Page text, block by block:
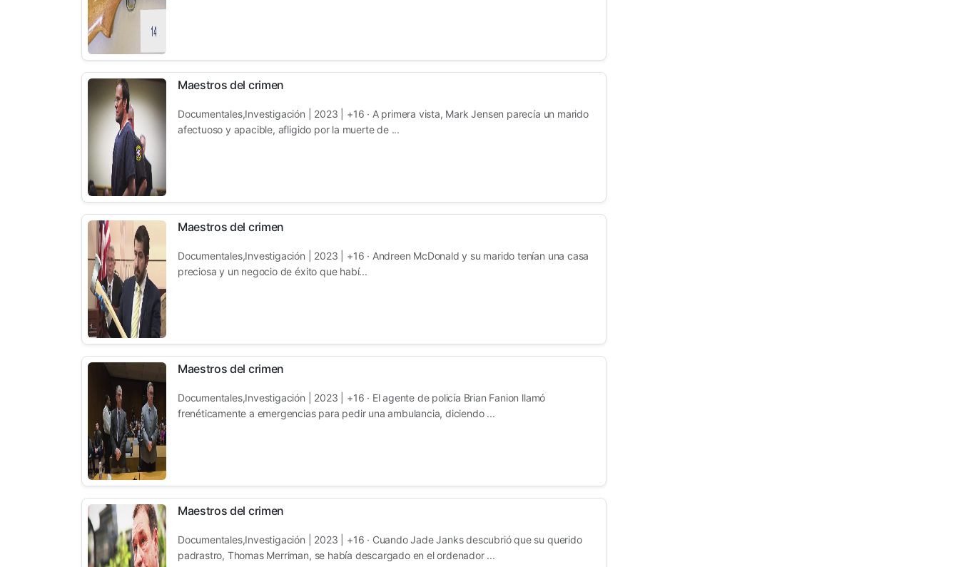
Maestros del crimen
Documentales,Investigación | 2023 | +16 · A primera vista, Mark Jensen parecía un marido
afectuoso y apacible, afligido por la muerte de ...
Maestros del crimen
Documentales,Investigación | 2023 | +16 · Andreen McDonald y su marido tenían una casa
preciosa y un negocio de éxito que habí...
Maestros del crimen
Documentales,Investigación | 2023 | +16 · El agente de policía Brian Fanion llamó
frenéticamente a emergencias para pedir una ambulancia, diciendo ...
Maestros del crimen
Documentales,Investigación | 2023 | +16 · Cuando Jade Janks descubrió que su querido
padrastro, Thomas Merriman, se había descargado en el ordenador ...